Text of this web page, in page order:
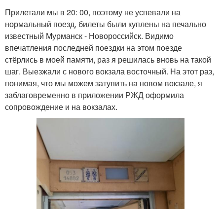
Прилетали мы в 20: 00, поэтому не успевали на
нормальный поезд, билеты были куплены на печально
известный Мурманск - Новороссийск. Видимо
впечатления последней поездки на этом поезде
стёрлись в моей памяти, раз я решилась вновь на такой
шаг. Выезжали с нового вокзала восточный. На этот раз,
понимая, что мы можем затупить на новом вокзале, я
заблаговременно в приложении РЖД оформила
сопровождение и на вокзалах.